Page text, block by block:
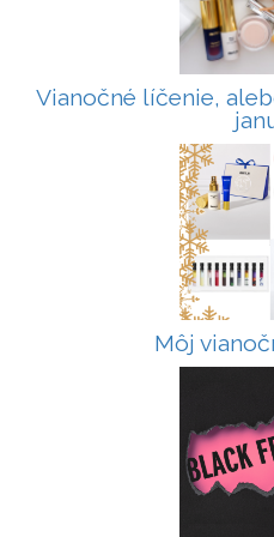
Vianočné líčenie,
Môj